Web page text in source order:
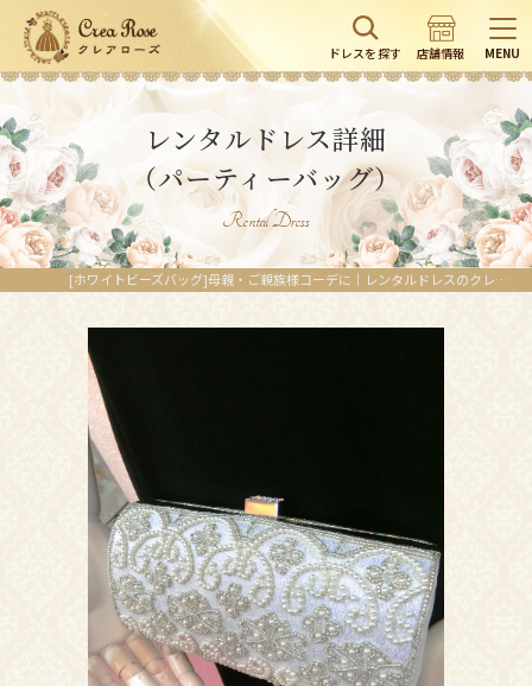
ドレスを探す 店舗情報 MENU
レンタルドレス詳細
（パーティーバッグ）
Rental Dress
[ホワイトビーズバッグ]母親・ご親族様コーデに｜レンタルドレスのクレアローズ東京